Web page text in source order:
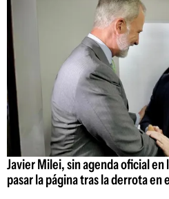
Javier Milei, sin agenda oficial
pasar la página tras la derrota en